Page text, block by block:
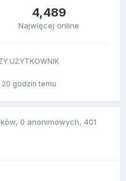
4,489
Najwięcej online
UŻYTKOWNIK
20 godzin temu
, 0 anonimowych, 401